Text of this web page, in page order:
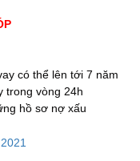
có thể lên tới 7 năm
trong vòng 24h
hồ sơ nợ xấu
021